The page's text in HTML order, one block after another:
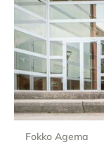
Fokko Agema